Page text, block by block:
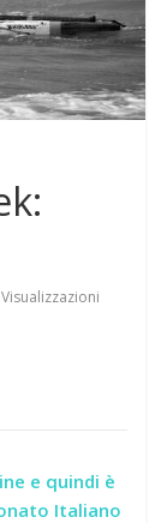
e quindi è
Italiano